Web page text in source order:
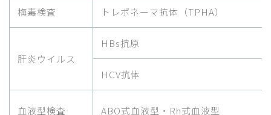
梅毒検査 トレポネーマ抗体（TPHA）
肝炎ウイルス
HBs抗原
HCV抗体
血液型検査 ABO式血液型・Rh式血液型